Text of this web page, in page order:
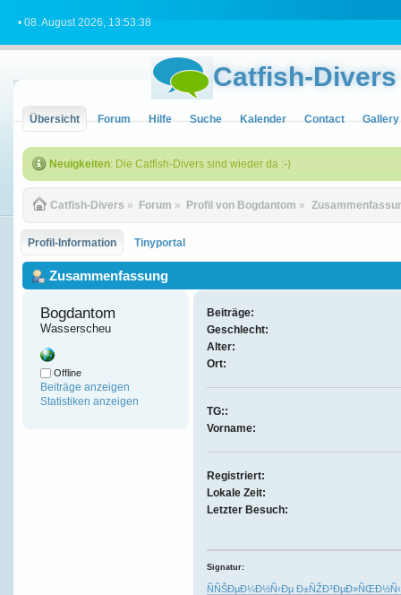
• 08. August 2026, 13:53:38
Catfish-Divers
Übersicht Forum Hilfe Suche Kalender Contact Gallery
Neuigkeiten: Die Catfish-Divers sind wieder da :-)
Catfish-Divers » Forum » Profil von Bogdantom »
Profil-Information Tinyportal
Zusammenfassung
Bogdantom
Wasserscheu
Offline
Beiträge anzeigen
Statistiken anzeigen
Beiträge:
Geschlecht:
Alter:
Ort:
TG::
Vorname:
Registriert:
Lokale Zeit:
Letzter Besuch:
Signatur:
ÑÑŠÐµÐ¼Ð½Ñ‹Ðµ